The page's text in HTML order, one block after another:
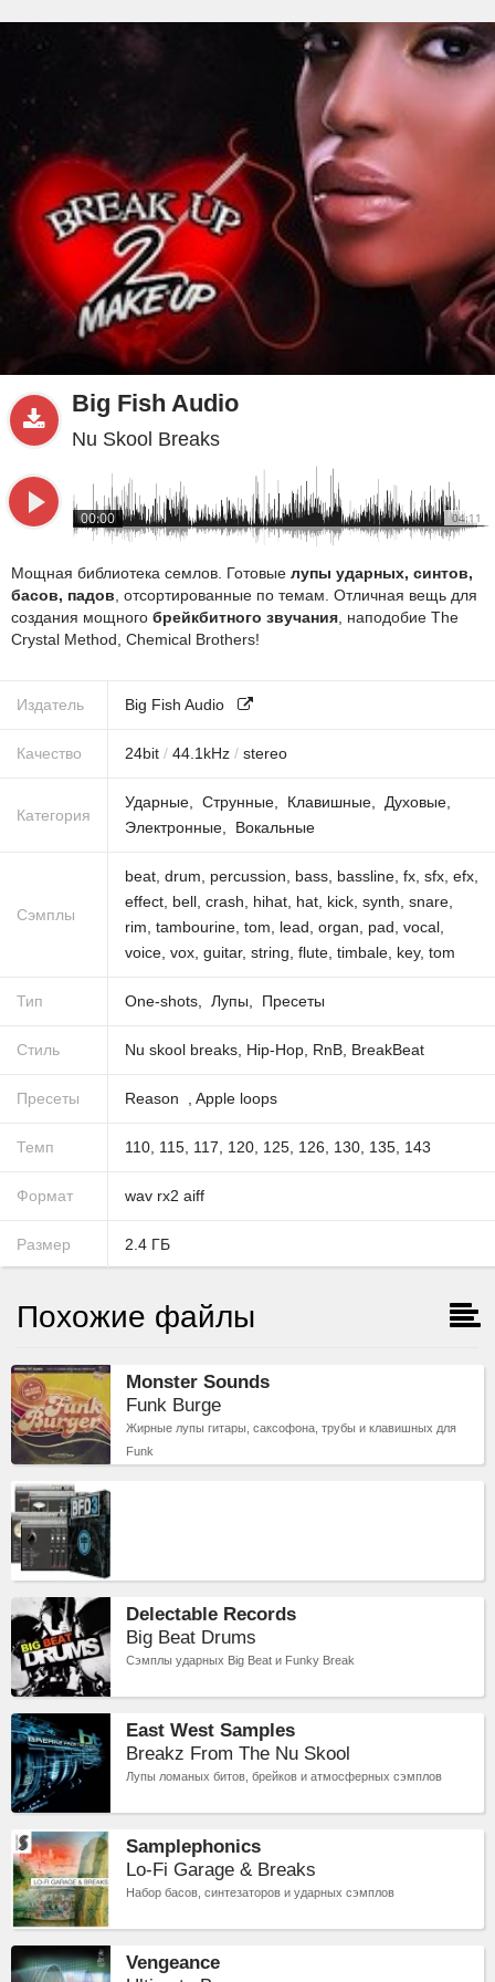
Sample
Big Fish Audio
Nu Skool Breaks
04:11
00:00
Мощная библиотека семлов. Готовые лупы ударных, синтов,
басов, падов , отсортированные по темам. Отличная вещь для
создания мощного брейкбитного звучания , наподобие The
Crystal Method, Chemical Brothers!
Издатель Big Fish Audio
Качество 24bit / 44.1 kHz / stereo
Категория
Ударные Струнные Клавишные
Духовые
Электронные
Вокальные
Сэмплы
beat drum percussion bass bassline fx sfx efx
effect bell crash hihat hat kick synth snare
rim tambourine tom lead organ pad vocal
voice vox guitar, string flute timbale key, tom
Тип One-shots Лупы Пресеты
Стиль Nu skool breaks Hip-Hop RnB BreakBeat
Пресеты Reason Apple loops
Темп 110 115 117 120 125 126 130 135 143
Формат wav rx2 aiff
Размер 2.4 ГБ
Похожие файлы
Monster Sounds
Funk Burge
Жирные лупы гитары, саксофона, трубы и клавишных для
Funk
Delectable Records
Big Beat Drums
Сэмплы ударных Big Beat и Funky Break
East West Samples
Breakz From The Nu Skool
Лупы ломаных битов, брейков и атмосферных сэмплов
Samplephonics
Lo-Fi Garage & Breaks
Набор басов, синтезаторов и ударных сэмплов
Vengeance